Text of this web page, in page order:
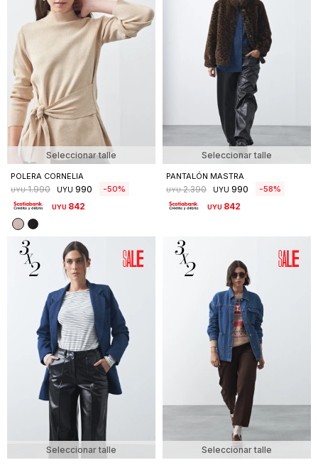
Seleccionar talle
POLERA CORNELIA
UYU 1.990 UYU 990 50
UYU 842
Seleccionar talle
PANTALÓN MASTRA
UYU 2.390 UYU 990 58
UYU 842
Seleccionar talle Seleccionar talle